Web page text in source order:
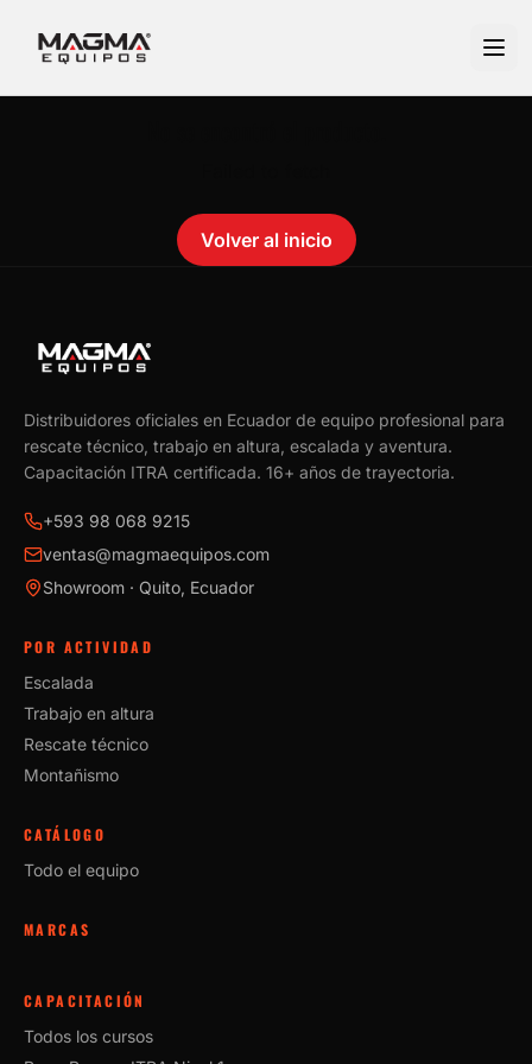
Volver al inicio
Distribuidores oficiales en Ecuador de equipo profesional para
rescate técnico, trabajo en altura, escalada y aventura.
Capacitación ITRA certificada. 16+ años de trayectoria.
+593 98 068 9215
ventas@magmaequipos.com
Showroom · Quito, Ecuador
POR ACTIVIDAD
Escalada
Trabajo en altura
Rescate técnico
Montañismo
CATÁLOGO
Todo el equipo
MARCAS
CAPACITACIÓN
Todos los cursos